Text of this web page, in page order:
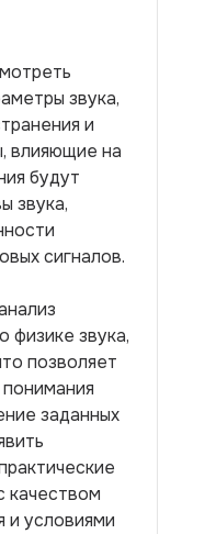
звука,
и
влияющие на
будут
звука,
сигналов.
физике звука,
позволяет
заданных
качеством
и условиями